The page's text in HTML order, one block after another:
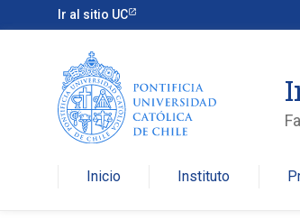
Ir al sitio UC
Inicio Instituto